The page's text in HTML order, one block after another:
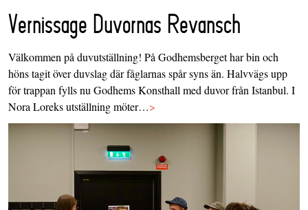
Vernissage Duvornas Revansch
Välkommen på duvutställning! På Godhemsberget har bin och
höns tagit över duvslag där fåglarnas spår syns än. Halvvägs upp
för trappan fylls nu Godhems Konsthall med duvor från Istanbul. I
Nora Loreks utställning möter…>